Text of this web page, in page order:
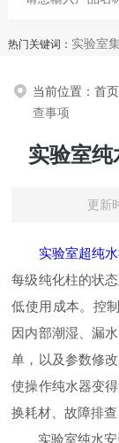
热门关键词： 实验室集
当前位置：首页
查事项
实验室
更新
实验室超纯
每级纯化柱的状
低使用成本。控
因内部潮湿、漏
单，以及参数修
使操作纯水器变
换耗材、故障排
实验室纯水安